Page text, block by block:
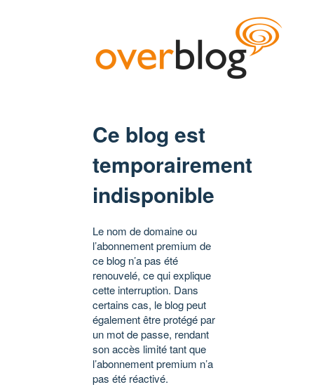
Ce blog est
temporairement
indisponible
Le nom de domaine ou
l’abonnement premium de
ce blog n’a pas été
renouvelé, ce qui explique
cette interruption. Dans
certains cas, le blog peut
également être protégé par
un mot de passe, rendant
son accès limité tant que
l’abonnement premium n’a
pas été réactivé.